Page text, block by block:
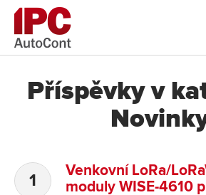
Příspěvky v
Venkovní LoRa/
moduly WISE-4610